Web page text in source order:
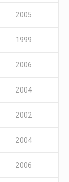
2005
1999
2006
2004
2002
2004
2006